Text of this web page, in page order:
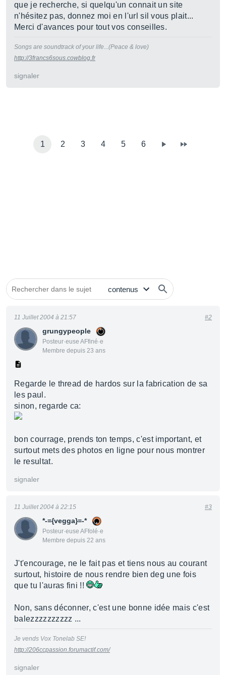
que je recherche, si quelqu'un connait un site
n'hésitez pas, donnez moi en l'url sil vous plait...
Merci d'avances pour tout vos conseilles.
Songs are soundtrack of your life...(Peace & love)
http://3francs6sous.cowblog.fr
signaler
1 2 3 4 5 6
grungypeople
Posteur·euse AFfiné·e
Membre depuis 23 ans
11 Juillet 2004 à 21:57 #2
Regarde le thread de hardos sur la fabrication de sa
les paul.
sinon, regarde ca:
bon courrage, prends ton temps, c'est important, et
surtout mets des photos en ligne pour nous montrer
le resultat.
signaler
*-={vegga}=-*
Posteur·euse AFfolé·e
Membre depuis 22 ans
11 Juillet 2004 à 22:15 #3
J't'encourage, ne le fait pas et tiens nous au courant
surtout, histoire de nous rendre bien deg une fois
que tu l'auras fini !!
Non, sans déconner, c'est une bonne idée mais c'est
balezzzzzzzzzz ...
Je vends Vox Tonelab SE!
http://206ccpassion.forumactif.com/
signaler